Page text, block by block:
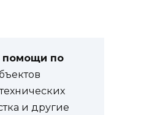
помощи по
и другие